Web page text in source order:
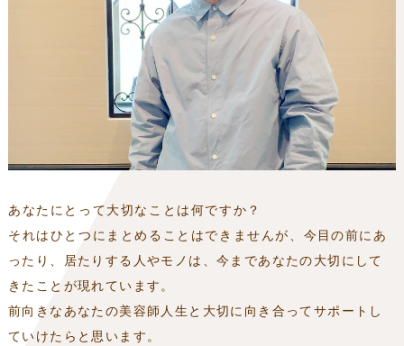
あなたにとって大切なことは何ですか？
それはひとつにまとめることはできませんが、 今目の前にあ
ったり、居たりする人やモノは、今まであなたの大切にして
きたことが現れています。
前向きなあなたの美容師人生と大切に向き合ってサポートし
ていけたらと思います。